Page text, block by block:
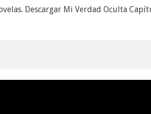
Descargar Mi Verdad Oculta